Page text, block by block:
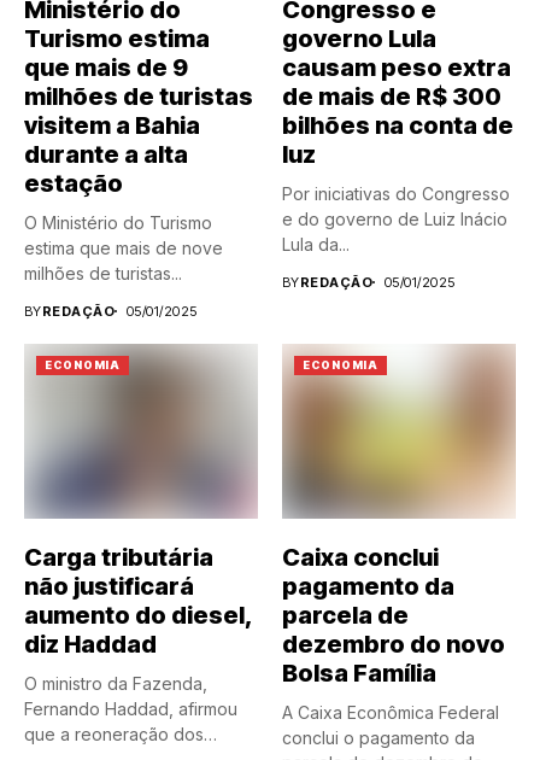
Ministério do
Turismo estima
que mais de 9
milhões de turistas
visitem a Bahia
durante a alta
estação
O Ministério do Turismo
estima que mais de nove
milhões de turistas...
BYREDAÇÃO 05/01/2025
Congresso e
governo Lula
causam peso extra
de mais de R$ 300
bilhões na conta de
luz
Por iniciativas do Congresso
e do governo de Luiz Inácio
Lula da...
BYREDAÇÃO 05/01/2025
ECONOMIA
Carga tributária
não justificará
aumento do diesel,
diz Haddad
O ministro da Fazenda,
Fernando Haddad, afirmou
que a reoneração dos
ECONOMIA
Caixa conclui
pagamento da
parcela de
dezembro do novo
Bolsa Família
A Caixa Econômica Federal
conclui o pagamento da